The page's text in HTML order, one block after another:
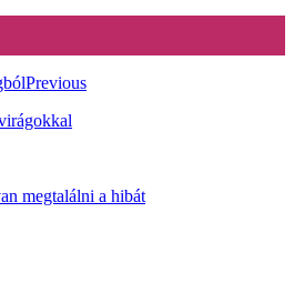
Previous
megtalálni a hibát